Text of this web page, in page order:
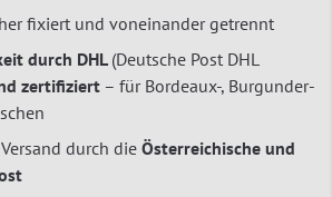
fixiert und voneinander getrennt
durch DHL (Deutsche Post DHL
zertifiziert – für Bordeaux-, Burgunder-
durch dieÖsterreichische und